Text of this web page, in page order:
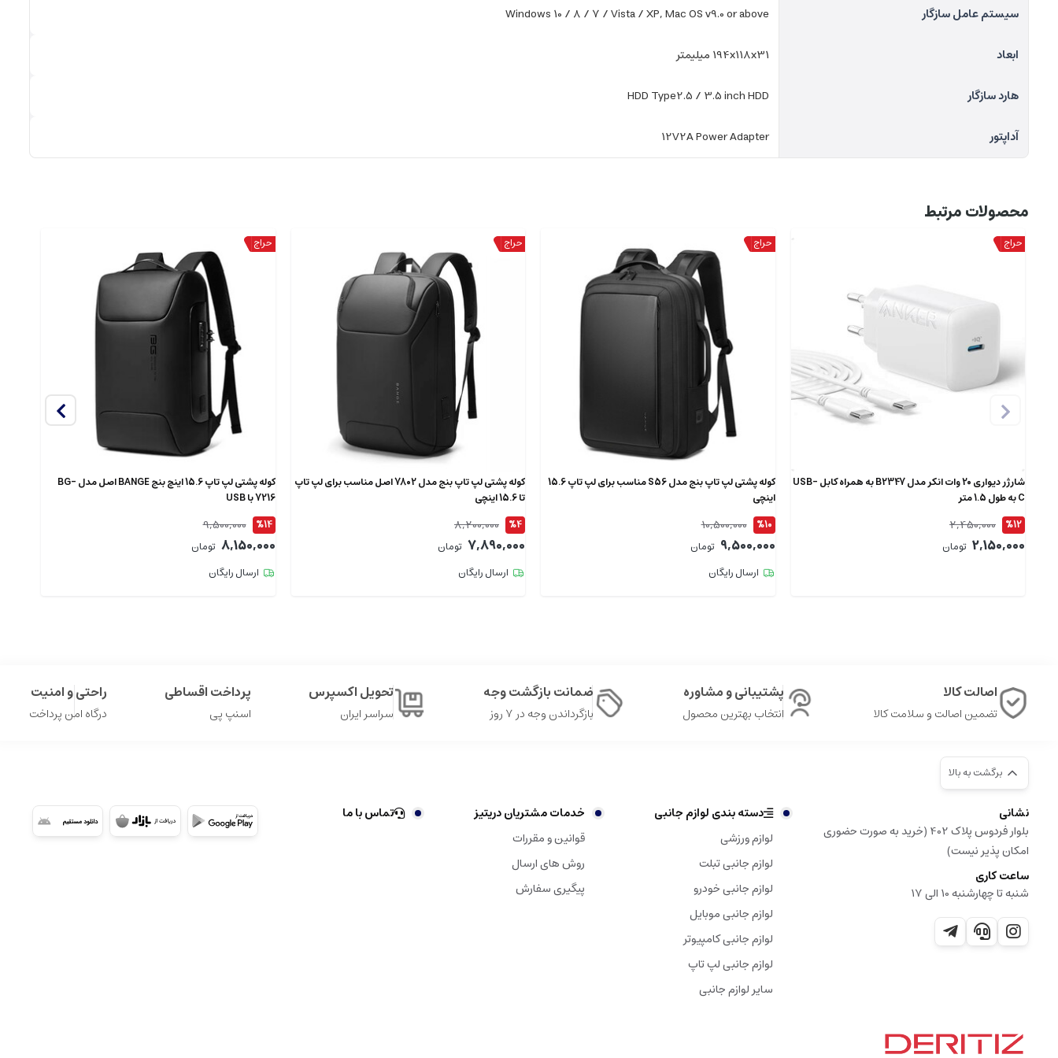
سیستم عامل سازگار Windows 10 / 8 / 7 / Vista / XP, Mac OS v9.0 or above
ابعاد 194x118x31 میلیمتر
هارد سازگار HDD Type2.5 / 3.5 inch HDD
آداپتور 12V2A Power Adapter
محصولات مرتبط
شارژر دیواری 20 وات انکر مدل B2347 به همراه کابل USB-
C به طول 1.5 متر
%12
2,450,000
2,150,000 تومان
کوله پشتی لپ تاپ بنج مدل S56 مناسب برای لپ تاپ 15.6
اینچی
%10
10,500,000
9,500,000 تومان
ارسال رایگان
کوله پشتی لپ تاپ بنج مدل 7802 اصل مناسب برای لپ تاپ
تا 15.6 اینچی
%4
8,200,000
7,890,000 تومان
ارسال رایگان
کوله پشتی لپ تاپ 15.6 اینچ بنج BANGE اصل مدل BG-
7216 با USB
%14
9,500,000
8,150,000 تومان
ارسال رایگان
اصالت کالا
تضمین اصالت و سلامت کالا
پشتیبانی و مشاوره
انتخاب بهترین محصول
ضمانت بازگشت وجه
بازگرداندن وجه در ۷ روز
تحویل اکسپرس
سراسر ایران
پرداخت اقساطی
اسنپ پی
راحتی و امنیت
درگاه امن پرداخت
برگشت به بالا
نشانی
بلوار فردوس پلاک 402 (خرید به صورت حضوری
امکان پذیر نیست)
ساعت کاری
شنبه تا چهارشنبه 10 الی 17
دسته بندی لوازم جانبی
لوازم ورزشی
لوازم جانبی تبلت
لوازم جانبی خودرو
لوازم جانبی موبایل
لوازم جانبی کامپیوتر
لوازم جانبی لپ تاپ
سایر لوازم جانبی
خدمات مشتریان دریتیز
قوانین و مقررات
روش های ارسال
پیگیری سفارش
تماس با ما